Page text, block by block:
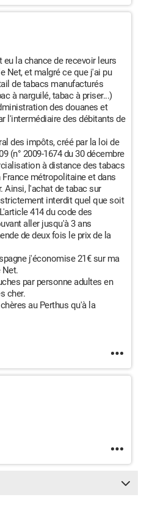
la chance de recevoir leurs
Net, et malgré ce que j'ai pu
de tabacs manufacturés
à narguilé, tabac à priser...)
des douanes et
l'intermédiaire des débitants de
des impôts, créé par la loi de
(n° 2009-1674 du 30 décembre
à distance des tabacs
métropolitaine et dans
Ainsi, l'achat de tabac sur
interdit quel que soit
414 du code des
aller jusqu'à 3 ans
de deux fois le prix de la
j'économise 21€ sur ma
Net.
par personne adultes en
cher.
au Perthus qu'à la